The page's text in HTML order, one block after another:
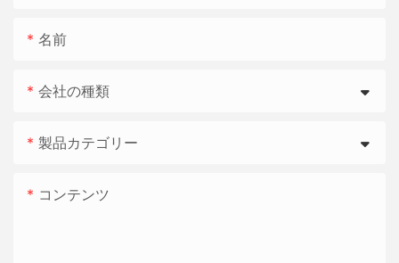
名前
会社の種類
製品カテゴリー
コンテンツ